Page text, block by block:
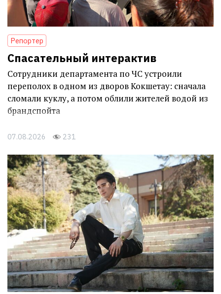
Репортер
Спасательный интерактив
Сотрудники департамента по ЧС устроили
переполох в одном из дворов Кокшетау: сначала
сломали куклу, а потом облили жителей водой из
брандспойта
07.08.2026 231